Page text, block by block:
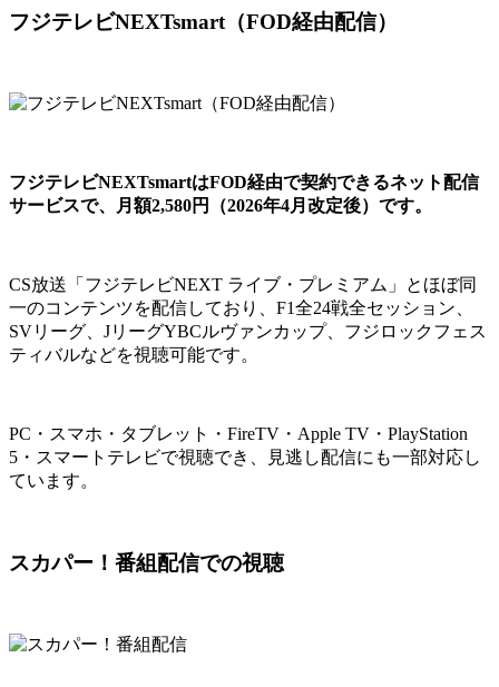
フジテレビNEXTsmart（FOD経由配信）
フジテレビNEXTsmartはFOD経由で契約できるネット配信
サービスで、月額2,580円（2026年4月改定後）です。
CS放送「フジテレビNEXT ライブ・プレミアム」とほぼ同
一のコンテンツを配信しており、F1全24戦全セッション、
SVリーグ、JリーグYBCルヴァンカップ、フジロックフェス
ティバルなどを視聴可能です。
PC・スマホ・タブレット・FireTV・Apple TV・PlayStation
5・スマートテレビで視聴でき、見逃し配信にも一部対応し
ています。
スカパー！番組配信での視聴